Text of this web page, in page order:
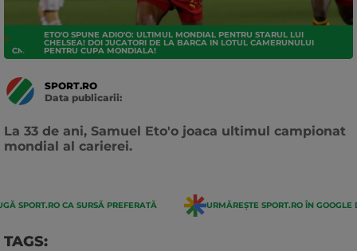
CM 2014
ETO'O SPUNE ADIO'O: ULTIMUL MONDIAL PENTRU STARUL LUI
CHELSEA! DOI JUCATORI DE LA BARCA IN LOTUL CAMERUNULUI
PENTRU CUPA MONDIALA!
SPORT.RO
Data publicarii:
La 33 de ani, Samuel Eto'o joaca ultimul campionat
mondial al carierei.
SPORT.RO CA SURSĂ PREFERATĂ URMĂREȘTE SPORT.RO ÎN GOOGLE
TAGS: